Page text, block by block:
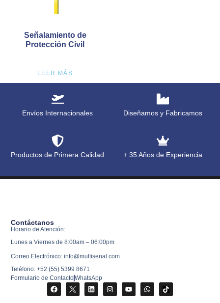
Señalamiento de
Protección Civil
LEER MÁS
Envíos Internacionales Diseñamos y Fabricamos
Productos de Primera Calidad + 35 Años de Experiencia
Contáctanos
Horario de Atención:
Lunes a Viernes de 8:00am – 06:00pm
Correo Electrónico: info@multisenal.com
Teléfono: +52 (55) 5399 8671
Formulario de ContactoWhatsApp